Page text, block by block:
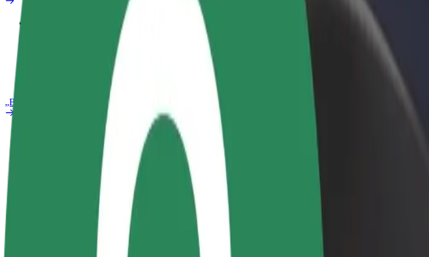
„Bolt Plus“
Tapkite vairuotoju (-
Užsidirbkite jums
Tapkite kurjeriu (-e)
Pristatinėkite maistą ir gaukite
savaitinius išmokėjimus